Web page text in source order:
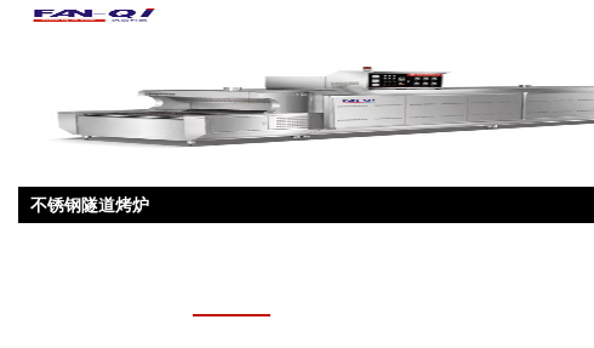
不锈钢隧道烤炉